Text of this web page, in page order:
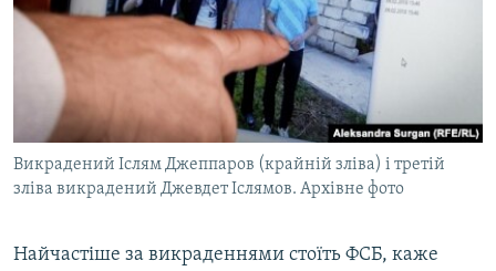
Викрадений Іслям Джеппаров (крайній зліва) і третій
зліва викрадений Джевдет Іслямов. Архівне фото
Найчастіше за викраденнями стоїть ФСБ, каже